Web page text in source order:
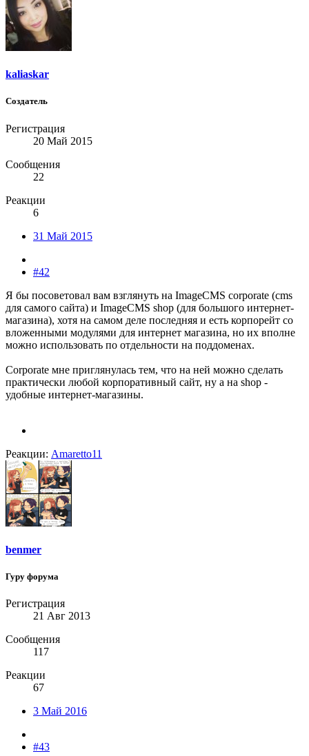
kaliaskar
Создатель
Регистрация
20 Май 2015
Сообщения
22
Реакции
6
31 Май 2015
#42
Я бы посоветовал вам взглянуть на ImageCMS corporate (cms
для самого сайта) и ImageCMS shop (для большого интернет-
магазина), хотя на самом деле последняя и есть корпорейт со
вложенными модулями для интернет магазина, но их вполне
можно использовать по отдельности на поддоменах.
Corporate мне приглянулась тем, что на ней можно сделать
практически любой корпоративный сайт, ну а на shop -
удобные интернет-магазины.
Реакции: Amaretto11
benmer
Гуру форума
Регистрация
21 Авг 2013
Сообщения
117
Реакции
67
3 Май 2016
#43